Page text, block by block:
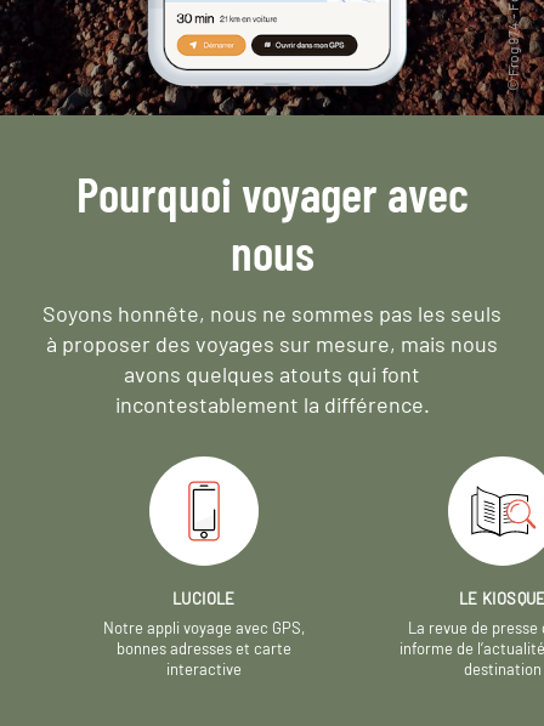
Pourquoi voyager avec
nous
Soyons honnête, nous ne sommes pas les seuls
à proposer des voyages sur mesure, mais nous
avons quelques atouts qui font
incontestablement la différence.
LUCIOLE
Notre appli voyage avec GPS,
bonnes adresses et carte
interactive
LE
La revue de presse
informe de
destination